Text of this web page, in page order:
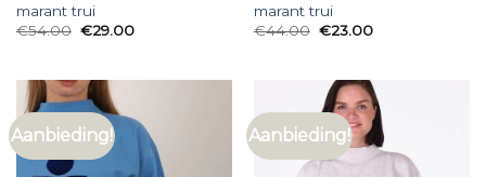
marant trui
€54.00 €29.00
marant trui
€44.00 €23.00
Aanbieding! Aanbieding!